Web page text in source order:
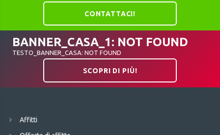
CONTATTACI!
BANNER_CASA_1: NOT FOUND
TESTO_BANNER_CASA: NOT FOUND
SCOPRI DI PIÙ!
Affitti